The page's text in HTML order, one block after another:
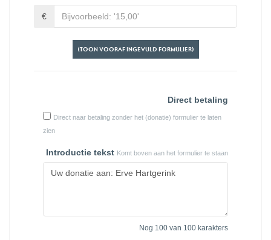
€
(TOON VOORAF INGEVULD FORMULIER)
Direct betaling
Direct naar betaling zonder het (donatie) formulier te laten
zien
Introductie tekst Komt boven aan het formulier te staan
Nog 100 van 100 karakters